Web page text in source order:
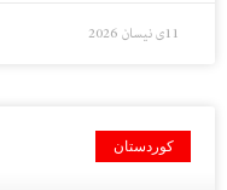
11ی نیسان 2026
کوردستان